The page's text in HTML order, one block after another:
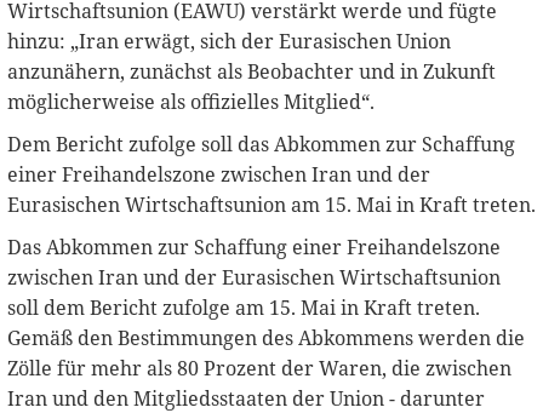
Wirtschaftsunion (EAWU) verstärkt werde und fügte
hinzu: „Iran erwägt, sich der Eurasischen Union
anzunähern, zunächst als Beobachter und in Zukunft
möglicherweise als offizielles Mitglied“.
Dem Bericht zufolge soll das Abkommen zur Schaffung
einer Freihandelszone zwischen Iran und der
Eurasischen Wirtschaftsunion am 15. Mai in Kraft treten.
Das Abkommen zur Schaffung einer Freihandelszone
zwischen Iran und der Eurasischen Wirtschaftsunion
soll dem Bericht zufolge am 15. Mai in Kraft treten.
Gemäß den Bestimmungen des Abkommens werden die
Zölle für mehr als 80 Prozent der Waren, die zwischen
Iran und den Mitgliedsstaaten der Union - darunter